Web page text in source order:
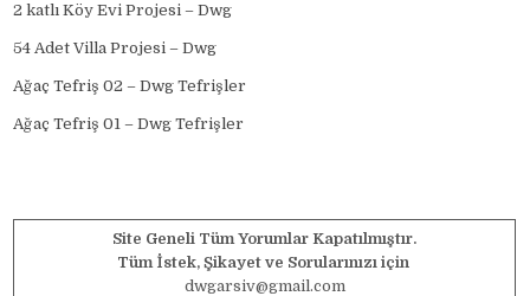
2 katlı Köy Evi Projesi – Dwg
54 Adet Villa Projesi – Dwg
Ağaç Tefriş 02 – Dwg Tefrişler
Ağaç Tefriş 01 – Dwg Tefrişler
Site Geneli Tüm Yorumlar Kapatılmıştır.
Tüm İstek, Şikayet ve Sorularınızı için
dwgarsiv@gmail.com